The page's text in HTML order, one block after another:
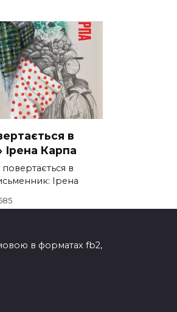
в
Ірена Карпа
повертається в
Ірена
в форматах fb2,